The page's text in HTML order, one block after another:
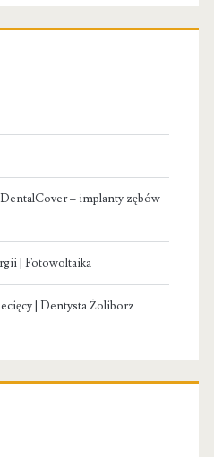
– implanty zębów
| Fotowoltaika
| Dentysta Żoliborz